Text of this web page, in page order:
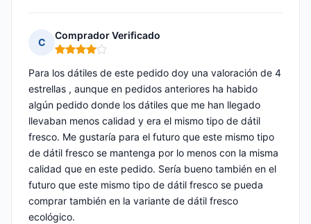
C
Comprador Verificado
Nota: 4 de 5
Para los dátiles de este pedido doy una valoración de 4
estrellas , aunque en pedidos anteriores ha habido
algún pedido donde los dátiles que me han llegado
llevaban menos calidad y era el mismo tipo de dátil
fresco. Me gustaría para el futuro que este mismo tipo
de dátil fresco se mantenga por lo menos con la misma
calidad que en este pedido. Sería bueno también en el
futuro que este mismo tipo de dátil fresco se pueda
comprar también en la variante de dátil fresco
ecológico.